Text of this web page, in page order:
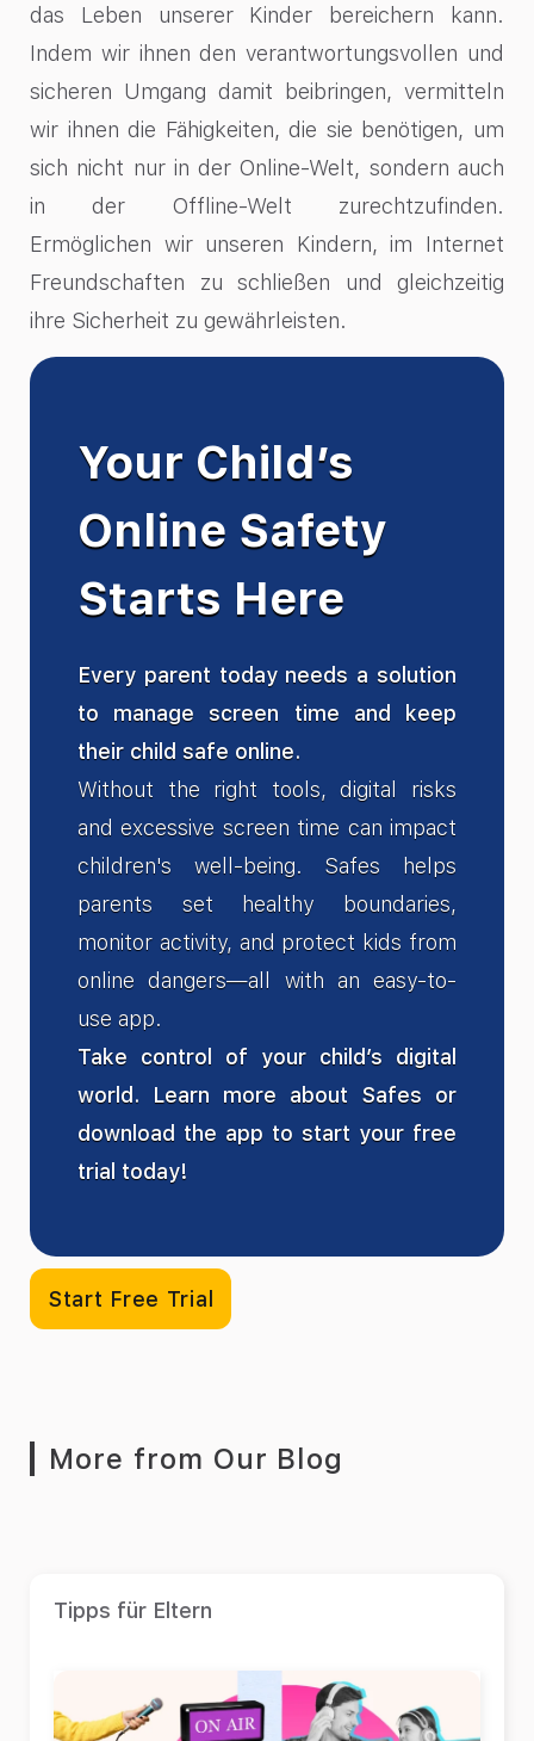
das Leben unserer Kinder bereichern kann.
Indem wir ihnen den verantwortungsvollen und
sicheren Umgang damit beibringen, vermitteln
wir ihnen die Fähigkeiten, die sie benötigen, um
sich nicht nur in der Online-Welt, sondern auch
in der Offline-Welt zurechtzufinden.
Ermöglichen wir unseren Kindern, im Internet
Freundschaften zu schließen und gleichzeitig
ihre Sicherheit zu gewährleisten.
Your Child’s
Online Safety
Starts Here
Every parent today needs a solution
to manage screen time and keep
their child safe online.
Without the right tools, digital risks
and excessive screen time can impact
children's well-being. Safes helps
parents set healthy boundaries,
monitor activity, and protect kids from
online dangers—all with an easy-to-
use app.
Take control of your child’s digital
world. Learn more about Safes or
download the app to start your free
trial today!
Start Free Trial
More from Our Blog
Tipps für Eltern